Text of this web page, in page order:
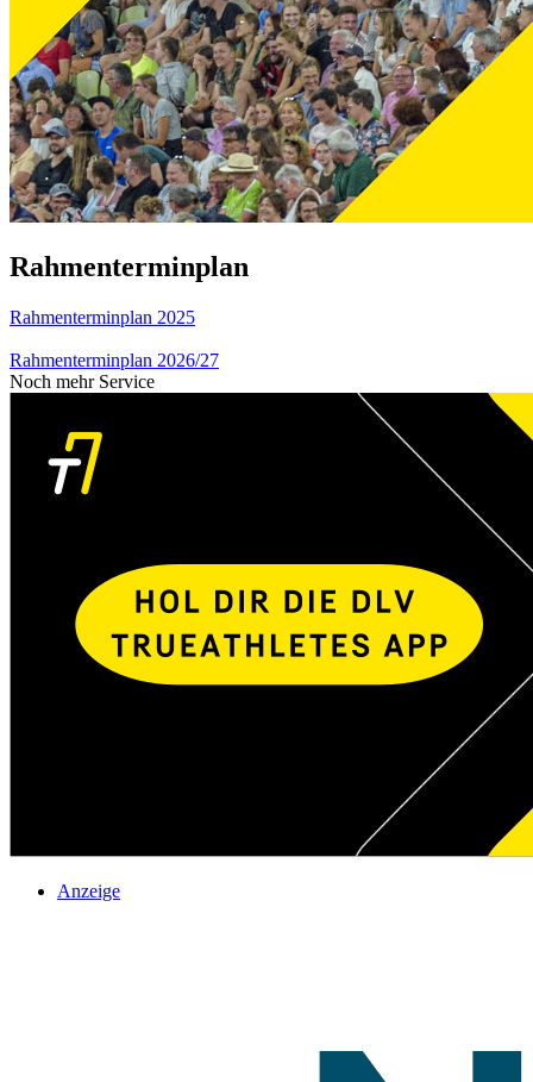
Rahmenterminplan
Rahmenterminplan 2025
Rahmenterminplan 2026/27
Noch mehr Service
Anzeige